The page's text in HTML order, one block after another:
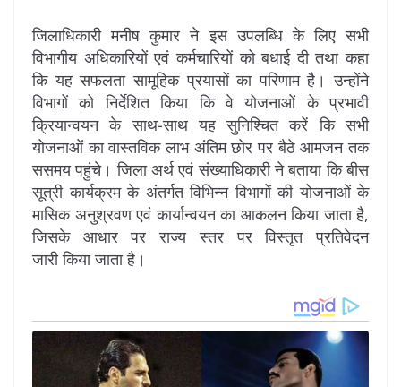
जिलाधिकारी मनीष कुमार ने इस उपलब्धि के लिए सभी
विभागीय अधिकारियों एवं कर्मचारियों को बधाई दी तथा कहा
कि यह सफलता सामूहिक प्रयासों का परिणाम है। उन्होंने
विभागों को निर्देशित किया कि वे योजनाओं के प्रभावी
क्रियान्वयन के साथ-साथ यह सुनिश्चित करें कि सभी
योजनाओं का वास्तविक लाभ अंतिम छोर पर बैठे आमजन तक
ससमय पहुंचे। जिला अर्थ एवं संख्याधिकारी ने बताया कि बीस
सूत्री कार्यक्रम के अंतर्गत विभिन्न विभागों की योजनाओं के
मासिक अनुश्रवण एवं कार्यान्वयन का आकलन किया जाता है,
जिसके आधार पर राज्य स्तर पर विस्तृत प्रतिवेदन
जारी किया जाता है।